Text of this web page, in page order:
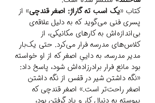
کتاب «یک اسب ته گاراژ: اصغر قندچی» از
پسری فنی می‌گوید که به دلیل علاقه‌ی
بی‌اندازه‌اش به کارهای مکانیکی، از
کلاس‌های مدرسه‌ فرار می‌کرد. حتی یک‌بار
مدیر مدرسه، به داییِ اصغر که از او خواسته
بود مانع فرار برادرزاده‌اش شود، پاسخ داد:
«نگه‌ داشتن شیر در قفس از نگه‌ داشتن
اصغر راحت‌تر است.» اصغر قندچی که
پیوسته به دنبال کار و یاد گرفتن بود،